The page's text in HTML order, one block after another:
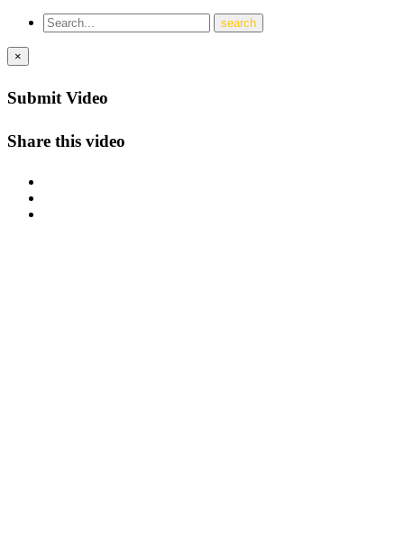
×
Submit Video
Share this video